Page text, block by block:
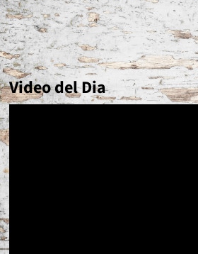
Video del Dia